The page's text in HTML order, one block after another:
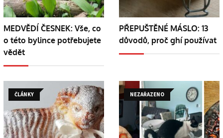
MEDVĚDÍ ČESNEK: Vše, co
o této bylince potřebujete
vědět
PŘEPUŠTĚNÉ MÁSLO: 13
důvodů, proč ghí používat
ČLÁNKY NEZAŘAZENO